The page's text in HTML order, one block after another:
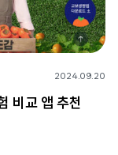
2024.09.20
비교 앱 추천